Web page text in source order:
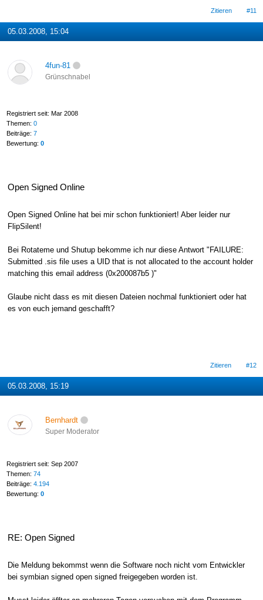
Zitieren #11
05.03.2008, 15:04
4fun-81
Grünschnabel
Registriert seit: Mar 2008
Themen: 0
Beiträge: 7
Bewertung: 0
Open Signed Online
Open Signed Online hat bei mir schon funktioniert! Aber leider nur
FlipSilent!
Bei Rotateme und Shutup bekomme ich nur diese Antwort "FAILURE:
Submitted .sis file uses a UID that is not allocated to the account holder
matching this email address (0x200087b5 )"
Glaube nicht dass es mit diesen Dateien nochmal funktioniert oder hat
es von euch jemand geschafft?
Zitieren #12
05.03.2008, 15:19
Bernhardt
Super Moderator
Registriert seit: Sep 2007
Themen: 74
Beiträge: 4.194
Bewertung: 0
RE: Open Signed
Die Meldung bekommst wenn die Software noch nicht vom Entwickler
bei symbian signed open signed freigegeben worden ist.